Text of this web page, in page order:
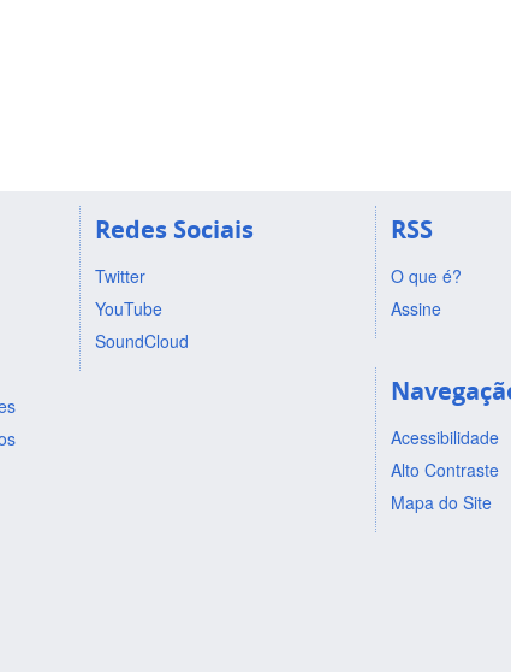
Redes Sociais
Twitter
YouTube
SoundCloud
RSS
O que é?
Assine
Acessibilidade
Alto Contraste
Mapa do Site